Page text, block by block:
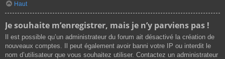
Haut
Je souhaite m’enregistrer, mais je n’y parviens pas !
Il est possible qu’un administrateur du forum ait désactivé la création de
nouveaux comptes. Il peut également avoir banni votre IP ou interdit le
nom d’utilisateur que vous souhaitez utiliser. Contactez un administrateur